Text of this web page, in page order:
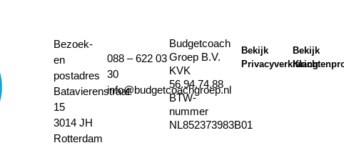
Bezoek-
en
postadres
Batavierenstraat
15
3014 JH
Rotterdam
088 – 622 03
30
info@budgetcoachgroep.nl
Budgetcoach
Groep B.V.
KVK
56.94.74.88
BTW-
nummer
NL852373983B01
Bekijk
Privacyverklaring
Bekijk